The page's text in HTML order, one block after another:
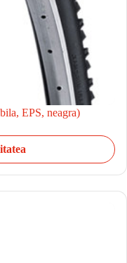
EPS, neagra)